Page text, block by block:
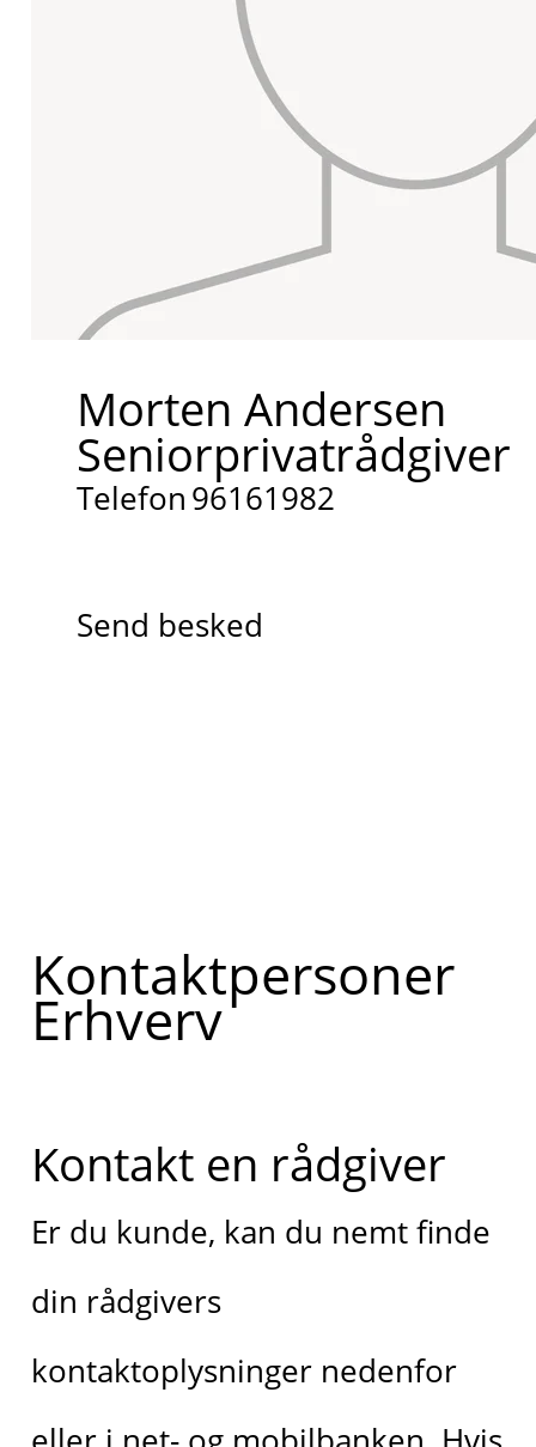
Morten Andersen
Seniorprivatrådgiver
Telefon 96161982
Send besked
Kontaktpersoner
Erhverv
Kontakt en rådgiver
Er du kunde, kan du nemt finde
din rådgivers
kontaktoplysninger nedenfor